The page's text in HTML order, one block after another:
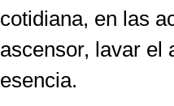
cotidiana, en las
ascensor, lavar el
esencia.